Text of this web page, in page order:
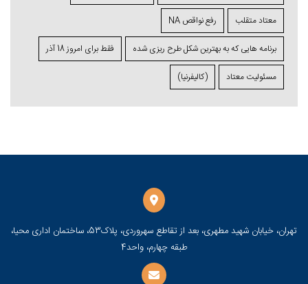
معتاد متقلب رفع نواقص NA
برنامه ⁯هایی که به بهترین شکل طرح ⁯ریزی ⁯شده فقط برای امروز 18 آذر
مسئولیت معتاد (کالیفرنیا)
تهران، خیابان شهید مطهری، بعد از تقاطع سهروردی، پلاک53، ساختمان اداری محیا،
طبقه چهارم، واحد4